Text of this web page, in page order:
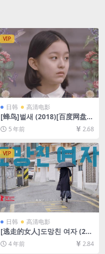
VIP
日韩 高清电影
[蜂鸟]벌새 (2018)[百度网盘
+迅雷云盘资源1080P超清未
删减][MP4/8.7GB][韩语中字]
5 年前 2.68
VIP
日韩 高清电影
[逃走的女人]도망친 여자 (202
0)[百度网盘+迅雷云盘资源10
80P超清未删减][MP4/5GB]
4 年前 2.84